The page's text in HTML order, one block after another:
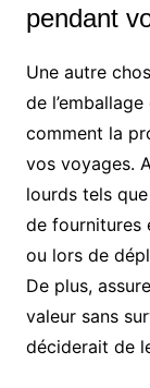
pendant
Une autre
de
comment la
vos voyages.
lourds tels
de fournitures
ou lors de
De plus,
valeur sans
déciderait de